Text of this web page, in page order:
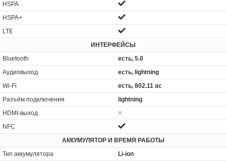
HSPA
HSPA+
LTE
ИНТЕРФЕЙСЫ
Bluetooth
есть, 5.0
Аудиовыход
есть, lightning
Wi-Fi
есть, 802.11 ac
Разъём подключения
lightning
HDMI-выход
NFC
АККУМУЛЯТОР И ВРЕМЯ РАБОТЫ
Тип аккумулятора
Li-ion